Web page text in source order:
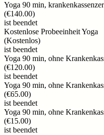
Yoga 90 min,
(€140.00)
ist beendet
Kostenlose Probeeinheit Yoga
(Kostenlos)
ist beendet
Yoga 90 min, ohne
(€120.00)
ist beendet
Yoga 90 min, ohne
(€65.00)
ist beendet
Yoga 90 min, ohne
(€15.00)
ist beendet